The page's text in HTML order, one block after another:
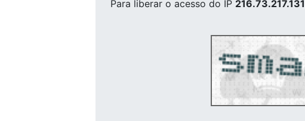
Para liberar o acesso do IP 216.73.217.131